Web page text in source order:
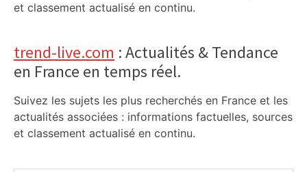
et classement actualisé en continu.
trend-live.com : Actualités & Tendance
en France en temps réel.
Suivez les sujets les plus recherchés en France et les
actualités associées : informations factuelles, sources
et classement actualisé en continu.